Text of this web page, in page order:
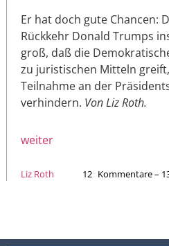
Er hat doch gute Chancen:
Rückkehr Donald Trumps
groß, daß die
zu juristischen Mitteln
Teilnahme an der
verhindern. Von Liz Roth.
weiter
Liz Roth 12 Kommentare –